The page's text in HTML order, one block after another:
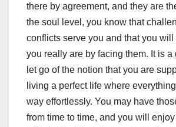
there by agreement, and they are
the soul level, you know that
conflicts serve you and that you
you really are by facing them. It is a
let go of the notion that you are
living a perfect life where
way effortlessly. You may have
from time to time, and you will